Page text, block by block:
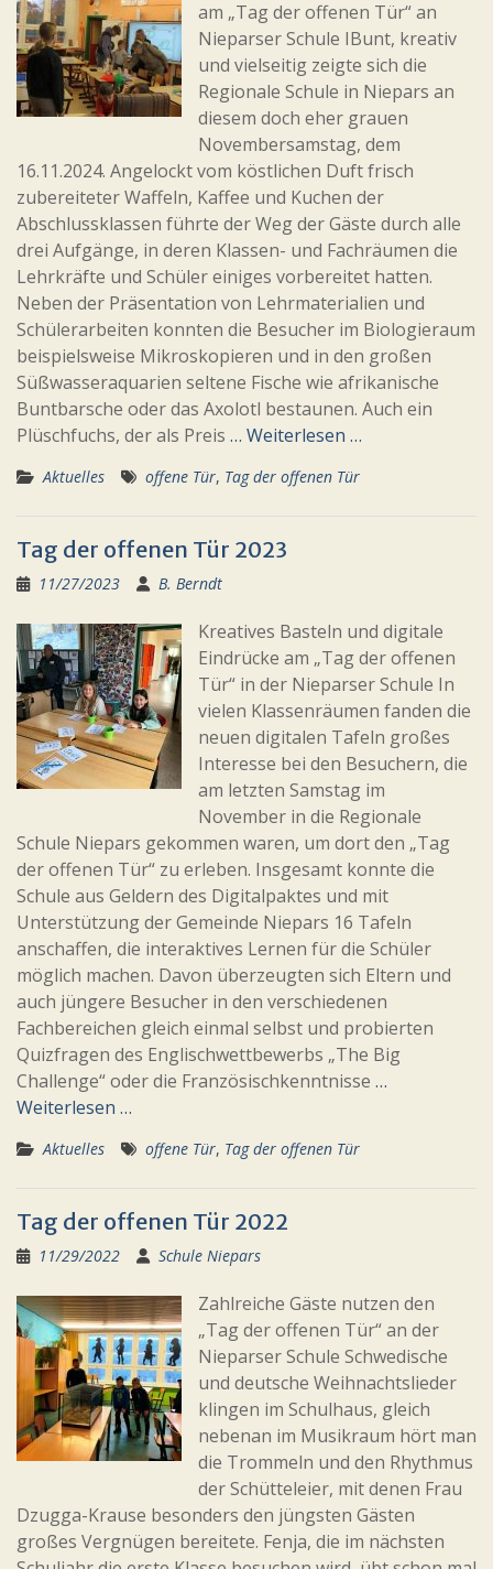
am „Tag der offenen Tür“ an
Nieparser Schule IBunt, kreativ
und vielseitig zeigte sich die
Regionale Schule in Niepars an
diesem doch eher grauen
Novembersamstag, dem
16.11.2024. Angelockt vom köstlichen Duft frisch
zubereiteter Waffeln, Kaffee und Kuchen der
Abschlussklassen führte der Weg der Gäste durch alle
drei Aufgänge, in deren Klassen- und Fachräumen die
Lehrkräfte und Schüler einiges vorbereitet hatten.
Neben der Präsentation von Lehrmaterialien und
Schülerarbeiten konnten die Besucher im Biologieraum
beispielsweise Mikroskopieren und in den großen
Süßwasseraquarien seltene Fische wie afrikanische
Buntbarsche oder das Axolotl bestaunen. Auch ein
Plüschfuchs, der als Preis … Weiterlesen …
Aktuelles offene Tür, Tag der offenen Tür
Tag der offenen Tür 2023
11/27/2023 B. Berndt
Kreatives Basteln und digitale
Eindrücke am „Tag der offenen
Tür“ in der Nieparser Schule In
vielen Klassenräumen fanden die
neuen digitalen Tafeln großes
Interesse bei den Besuchern, die
am letzten Samstag im
November in die Regionale
Schule Niepars gekommen waren, um dort den „Tag
der offenen Tür“ zu erleben. Insgesamt konnte die
Schule aus Geldern des Digitalpaktes und mit
Unterstützung der Gemeinde Niepars 16 Tafeln
anschaffen, die interaktives Lernen für die Schüler
möglich machen. Davon überzeugten sich Eltern und
auch jüngere Besucher in den verschiedenen
Fachbereichen gleich einmal selbst und probierten
Quizfragen des Englischwettbewerbs „The Big
Challenge“ oder die Französischkenntnisse …
Weiterlesen …
Aktuelles offene Tür, Tag der offenen Tür
Tag der offenen Tür 2022
11/29/2022 Schule Niepars
Zahlreiche Gäste nutzen den
„Tag der offenen Tür“ an der
Nieparser Schule Schwedische
und deutsche Weihnachtslieder
klingen im Schulhaus, gleich
nebenan im Musikraum hört man
die Trommeln und den Rhythmus
der Schütteleier, mit denen Frau
Dzugga-Krause besonders den jüngsten Gästen
großes Vergnügen bereitete. Fenja, die im nächsten